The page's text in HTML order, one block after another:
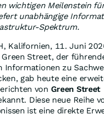
wichtigen Meilenstein
unabhängige
Spektrum.
Kalifornien, 11. Juni
Street, der
Informationen zu
gab heute eine
von Green Street
Diese neue Reihe
ist eine direkte